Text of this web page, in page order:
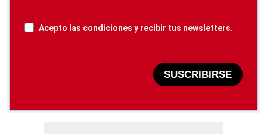
Acepto las condiciones y recibir tus newsletters.
SUSCRIBIRSE